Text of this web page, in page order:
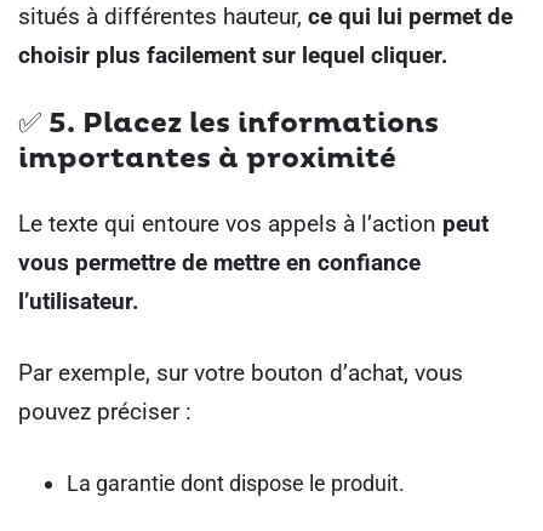
situés à différentes hauteur, ce qui lui permet de
choisir plus facilement sur lequel cliquer.
✅ 5. Placez les informations
importantes à proximité
Le texte qui entoure vos appels à l’action peut
vous permettre de mettre en confiance
l’utilisateur.
Par exemple, sur votre bouton d’achat, vous
pouvez préciser :
La garantie dont dispose le produit.